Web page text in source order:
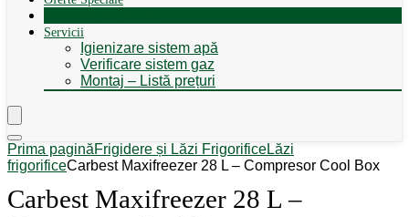
Servicii
Igienizare sistem apă
Verificare sistem gaz
Montaj – Listă prețuri
Prima paginăFrigidere și Lăzi FrigorificeLăzi
frigorificeCarbest Maxifreezer 28 L – Compresor Cool Box
Carbest Maxifreezer 28 L –